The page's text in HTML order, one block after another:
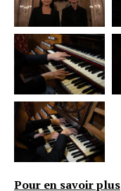
Pour en savoir plus